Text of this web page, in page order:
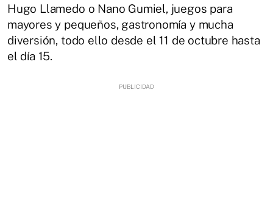
Hugo Llamedo o Nano Gumiel, juegos para
mayores y pequeños, gastronomía y mucha
diversión, todo ello desde el 11 de octubre hasta
el día 15.